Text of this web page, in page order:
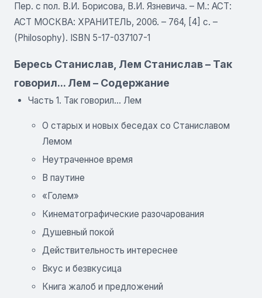
Пер. с пол. В.И. Борисова, В.И. Язневича. – М.: АСТ:
АСТ МОСКВА: ХРАНИТЕЛЬ, 2006. – 764, [4] с. –
(Philosophy). ISBN 5-17-037107-1
Бересь Станислав, Лем Станислав – Так
говорил... Лем – Содержание
Часть 1. Так говорил... Лем
О старых и новых беседах со Станиславом
Лемом
Неутраченное время
В паутине
«Голем»
Кинематографические разочарования
Душевный покой
Действительность интереснее
Вкус и безвкусица
Книга жалоб и предложений